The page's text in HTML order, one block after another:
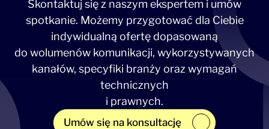
                "value": 3008
            }
        },
        "footer": "<div><strong>crazy footer</stro
ng></div>"
    },
    "to": [
            "email": "
test@domena.pl
            "name": "Test sender",
test0001@domena.pl
            "vars": {
Skontaktuj się z naszym ekspertem i umów
spotkanie. Możemy przygotować dla Ciebie
indywidualną ofertę dopasowaną
do wolumenów komunikacji, wykorzystywanych
kanałów, specyfiki branży oraz wymagań
technicznych
i prawnych.
Umów się na konsultację